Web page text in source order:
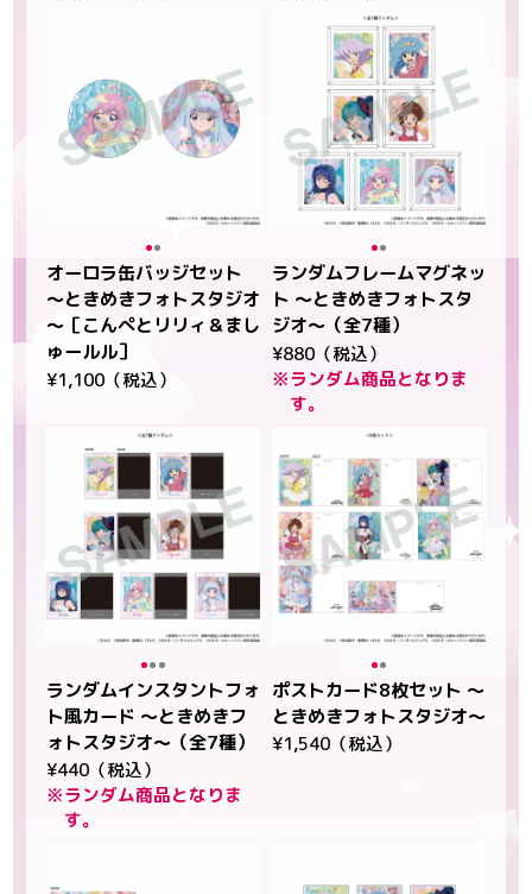
オーロラ缶バッジセット
～ときめきフォトスタジオ
～［こんぺとリリィ＆まし
ゅールル］
¥1,100（税込）
ランダムフレームマグネッ
ト ～ときめきフォトスタ
ジオ～（全7種）
¥880（税込）
※ランダム商品となりま
す。
ランダムインスタントフォ
ト風カード ～ときめきフ
ォトスタジオ～（全7種）
¥440（税込）
※ランダム商品となりま
す。
ポストカード8枚セット ～
ときめきフォトスタジオ～
¥1,540（税込）